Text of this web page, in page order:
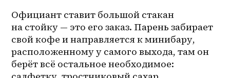
Официант ставит большой стакан
на стойку — это его заказ. Парень забирает
свой кофе и направляется к минибару,
расположенному у самого выхода, там он
берёт всё остальное необходимое: